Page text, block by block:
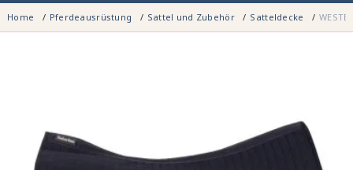
Home Pferdeausrüstung Sattel und Zubehör Satteldecke